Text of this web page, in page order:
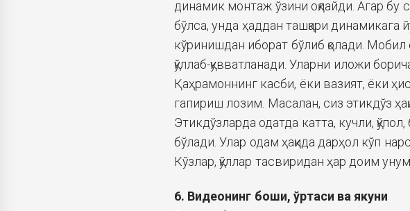
динамик монтаж ўзини оқлайди. Агар бу
бўлса, унда ҳаддан ташқари динамикага
кўринишдан иборат бўлиб қолади.
қўллаб-қувватланади. Уларни иложи
Қаҳрамоннинг касби, ёки вазият, ёки
гапириш лозим. Масалан, сиз этикдўз
Этикдўзларда одатда катта, кучли,
бўлади. Улар одам ҳақида дарҳол кўп
Кўзлар, қўллар тасвиридан ҳар доим
6. Видеонинг боши, ўртаси ва якуни